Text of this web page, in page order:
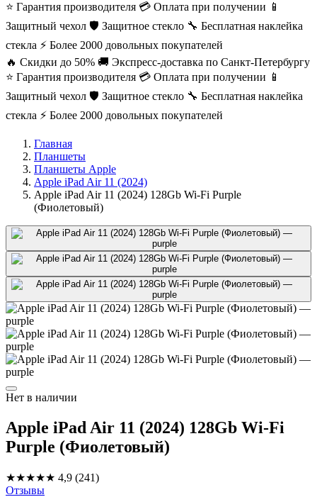
⭐ Гарантия производителя 💳 Оплата при получении 📱
Защитный чехол 🛡️ Защитное стекло 🔧 Бесплатная наклейка
стекла ⚡ Более 2000 довольных покупателей
🔥 Скидки до 50% 🚚 Экспресс-доставка по Санкт-Петербургу
⭐ Гарантия производителя 💳 Оплата при получении 📱
Защитный чехол 🛡️ Защитное стекло 🔧 Бесплатная наклейка
стекла ⚡ Более 2000 довольных покупателей
Главная
Планшеты
Планшеты Apple
Apple iPad Air 11 (2024)
Apple iPad Air 11 (2024) 128Gb Wi-Fi Purple
(Фиолетовый)
Нет в наличии
Apple iPad Air 11 (2024) 128Gb Wi-Fi
Purple (Фиолетовый)
★★★★★ 4,9 (241)
Отзывы